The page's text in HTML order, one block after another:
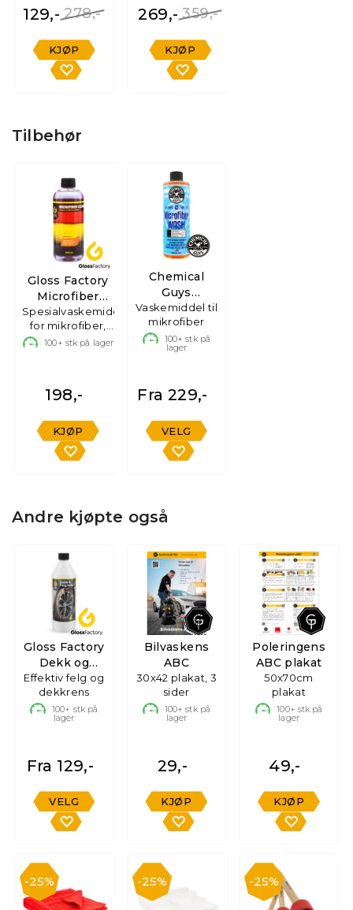
278,-
129,-
KJØP
359,-
269,-
KJØP
Tilbehør
Gloss Factory
Microfiber
Cleaner
Spesialvaskemiddel
for mikrofiber,
500ml
100+ stk på lager
198,-
KJØP
Chemical
Guys
Microfiber
Wash
Vaskemiddel til
mikrofiber
100+ stk på
lager
Fra 229,-
VELG
Andre kjøpte også
Gloss Factory
Dekk og
Felgrens
Effektiv felg og
dekkrens
100+ stk på
lager
Fra 129,-
VELG
Bilvaskens
ABC
30x42 plakat, 3
sider
100+ stk på
lager
29,-
KJØP
Poleringens
ABC plakat
50x70cm
plakat
100+ stk på
lager
49,-
KJØP
25% 25% 25%